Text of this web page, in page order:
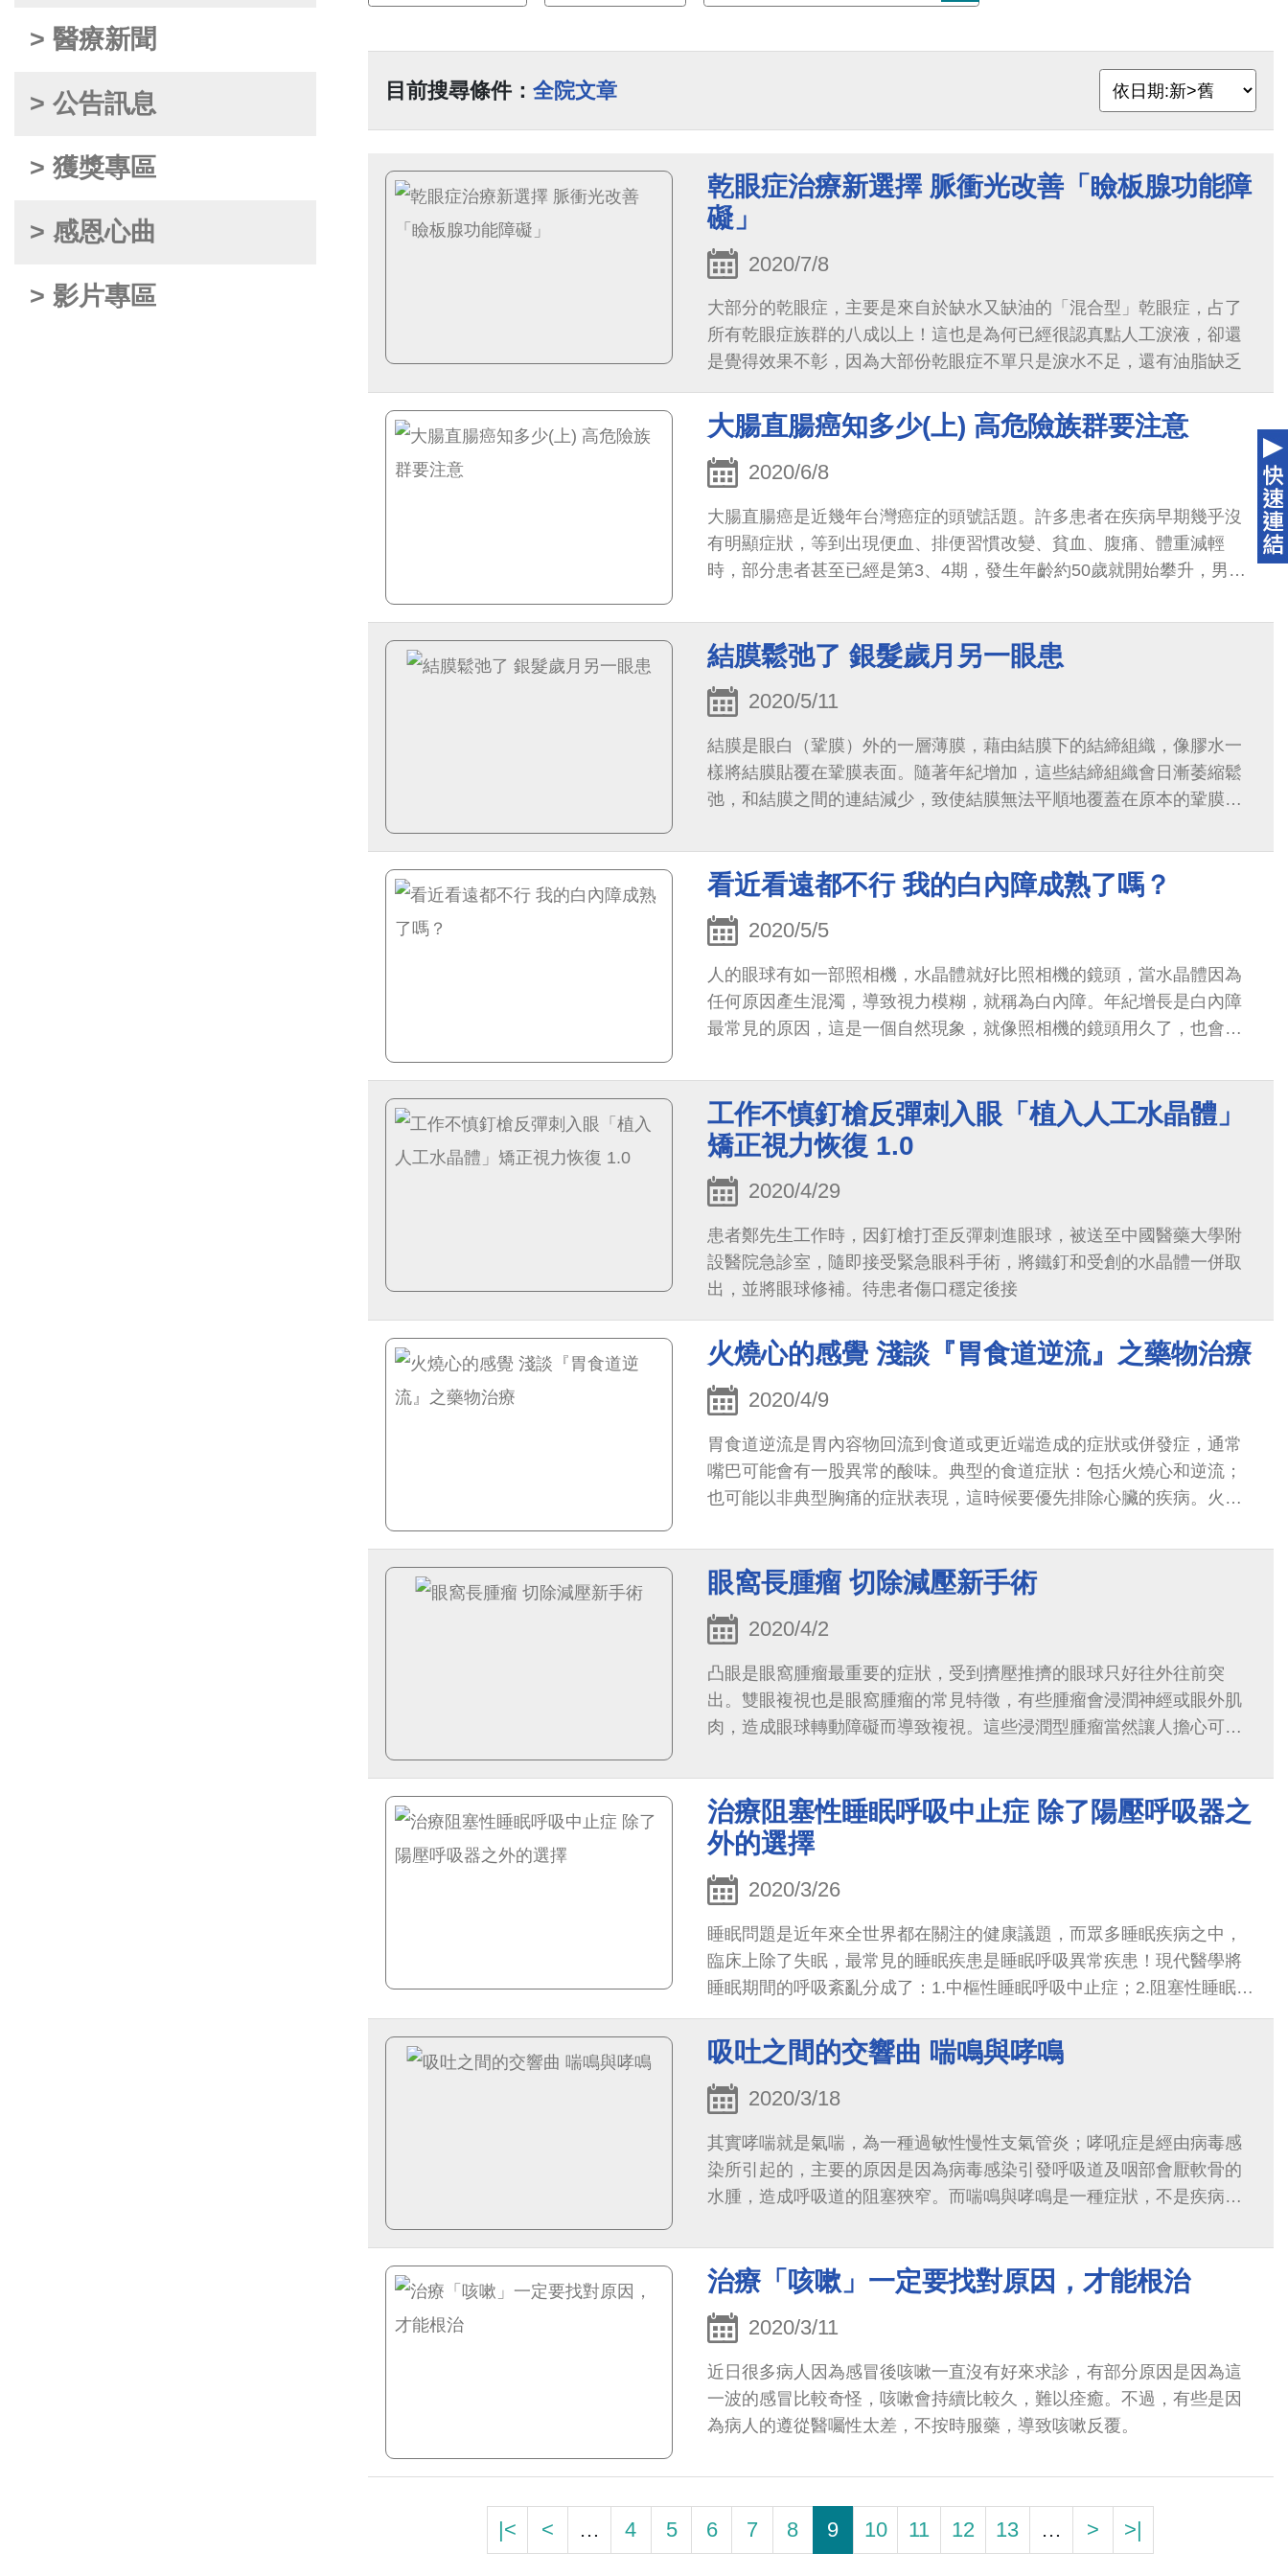
> 醫療新聞
> 公告訊息
> 獲獎專區
> 感恩心曲
> 影片專區
目前搜尋條件： 全院文章
乾眼症治療新選擇 脈衝光改善「瞼板腺功能障
礙」
2020/7/8
大部分的乾眼症，主要是來自於缺水又缺油的「混合型」乾眼症，占了
所有乾眼症族群的八成以上！這也是為何已經很認真點人工淚液，卻還
是覺得效果不彰，因為大部份乾眼症不單只是淚水不足，還有油脂缺乏
大腸直腸癌知多少(上) 高危險族群要注意
2020/6/8
大腸直腸癌是近幾年台灣癌症的頭號話題。許多患者在疾病早期幾乎沒
有明顯症狀，等到出現便血、排便習慣改變、貧血、腹痛、體重減輕
時，部分患者甚至已經是第3、4期，發生年齡約50歲就開始攀升，男女
結膜鬆弛了 銀髮歲月另一眼患
2020/5/11
結膜是眼白（鞏膜）外的一層薄膜，藉由結膜下的結締組織，像膠水一
樣將結膜貼覆在鞏膜表面。隨著年紀增加，這些結締組織會日漸萎縮鬆
弛，和結膜之間的連結減少，致使結膜無法平順地覆蓋在原本的鞏膜外
看近看遠都不行 我的白內障成熟了嗎？
2020/5/5
人的眼球有如一部照相機，水晶體就好比照相機的鏡頭，當水晶體因為
任何原因產生混濁，導致視力模糊，就稱為白內障。年紀增長是白內障
最常見的原因，這是一個自然現象，就像照相機的鏡頭用久了，也會刮
工作不慎釘槍反彈刺入眼「植入人工水晶體」
矯正視力恢復 1.0
2020/4/29
患者鄭先生工作時，因釘槍打歪反彈刺進眼球，被送至中國醫藥大學附
設醫院急診室，隨即接受緊急眼科手術，將鐵釘和受創的水晶體一併取
出，並將眼球修補。待患者傷口穩定後接
火燒心的感覺 淺談『胃食道逆流』之藥物治療
2020/4/9
胃食道逆流是胃內容物回流到食道或更近端造成的症狀或併發症，通常
嘴巴可能會有一股異常的酸味。典型的食道症狀：包括火燒心和逆流；
也可能以非典型胸痛的症狀表現，這時候要優先排除心臟的疾病。火燒
眼窩長腫瘤 切除減壓新手術
2020/4/2
凸眼是眼窩腫瘤最重要的症狀，受到擠壓推擠的眼球只好往外往前突
出。雙眼複視也是眼窩腫瘤的常見特徵，有些腫瘤會浸潤神經或眼外肌
肉，造成眼球轉動障礙而導致複視。這些浸潤型腫瘤當然讓人擔心可能
治療阻塞性睡眠呼吸中止症 除了陽壓呼吸器之
外的選擇
2020/3/26
睡眠問題是近年來全世界都在關注的健康議題，而眾多睡眠疾病之中，
臨床上除了失眠，最常見的睡眠疾患是睡眠呼吸異常疾患！現代醫學將
睡眠期間的呼吸紊亂分成了：1.中樞性睡眠呼吸中止症；2.阻塞性睡眠呼
吸中止症；以及3.肥胖通氣不足綜合症
吸吐之間的交響曲 喘鳴與哮鳴
2020/3/18
其實哮喘就是氣喘，為一種過敏性慢性支氣管炎；哮吼症是經由病毒感
染所引起的，主要的原因是因為病毒感染引發呼吸道及咽部會厭軟骨的
水腫，造成呼吸道的阻塞狹窄。而喘鳴與哮鳴是一種症狀，不是疾病，
治療「咳嗽」一定要找對原因，才能根治
2020/3/11
近日很多病人因為感冒後咳嗽一直沒有好來求診，有部分原因是因為這
一波的感冒比較奇怪，咳嗽會持續比較久，難以痊癒。不過，有些是因
為病人的遵從醫囑性太差，不按時服藥，導致咳嗽反覆。
|< < … 4 5 6 7 8 9 10 11 12 13 … > >|